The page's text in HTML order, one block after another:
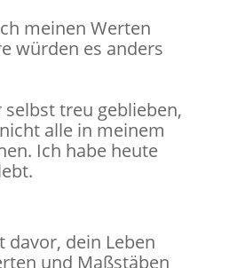
meinen Werten
würden es anders
treu geblieben,
alle in meinem
Ich habe heute
davor, dein Leben
und Maßstäben